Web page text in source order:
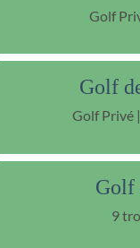
Golf
Golf
Golf Privé
Golf
9